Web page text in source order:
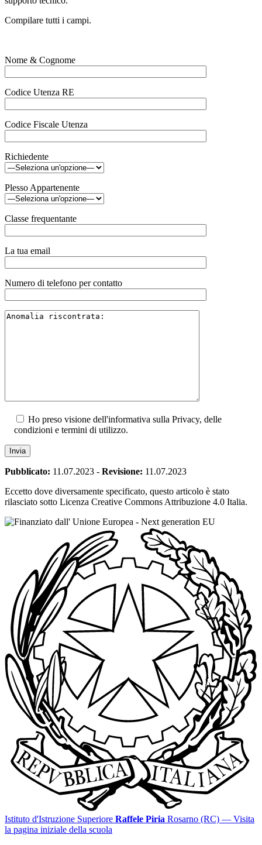
Compilare tutti i campi.
Nome & Cognome
Codice Utenza RE
Codice Fiscale Utenza
Richiedente
Plesso Appartenente
Classe frequentante
La tua email
Numero di telefono per contatto
Ho preso visione dell'informativa sulla Privacy, delle
condizioni e termini di utilizzo.
Pubblicato: 11.07.2023 - Revisione: 11.07.2023
Eccetto dove diversamente specificato, questo articolo è stato
rilasciato sotto Licenza Creative Commons Attribuzione 4.0 Italia.
Istituto d'Istruzione Superiore Raffele Piria Rosarno (RC) — Visita
la pagina iniziale della scuola